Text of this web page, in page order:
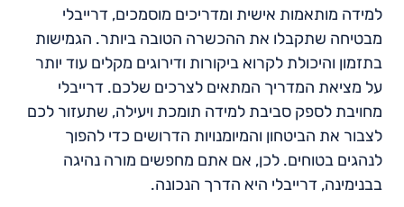
למידה מותאמות אישית ומדריכים מוסמכים, דרייבלי
מבטיחה שתקבלו את ההכשרה הטובה ביותר. הגמישות
בתזמון והיכולת לקרוא ביקורות ודירוגים מקלים עוד יותר
על מציאת המדריך המתאים לצרכים שלכם. דרייבלי
מחויבת לספק סביבת למידה תומכת ויעילה, שתעזור לכם
לצבור את הביטחון והמיומנויות הדרושים כדי להפוך
לנהגים בטוחים. לכן, אם אתם מחפשים מורה נהיגה
בבנימינה, דרייבלי היא הדרך הנכונה.